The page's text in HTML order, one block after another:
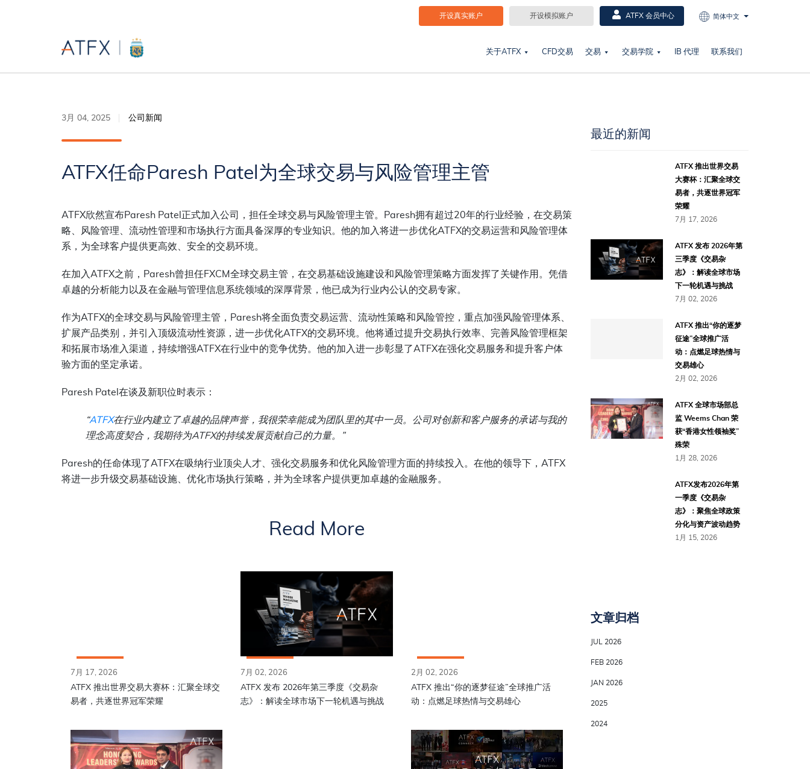
开设真实账户 开设模拟账户 ATFX 会员中心 简体中文
关于ATFX CFD交易 交易 交易学院 IB 代理 联系我们
3月 04, 2025 公司新闻
ATFX任命Paresh Patel为全球交易与风险管理主管
ATFX欣然宣布Paresh Patel 正式加入公司，担任全球交易与风险管理主管。 Paresh拥有超过20年的行业经验，在交易策
略、风险管理、流动性管理和市场执行方面具备深厚的专业知识。他的加入将进一步优化ATFX的交易运营和风险管理体
系，为全球客户提供更高效、安全的交易环境。
在加入 ATFX之前， Paresh曾担任FXCM全球交易主管，在交易基础设施建设和风险管理策略方面发挥了关键作用。凭借
卓越的分析能力以及在金融与管理信息系统领域的深厚背景，他已成为行业内公认的交易专家。
作为ATFX的全球交易与风险管理主管， Paresh将全面负责交易运营、流动性策略和风险管控，重点加强风险管理体系、
扩展产品类别，并引入顶级流动性资源，进一步优化ATFX的交易环境。他将通过提升交易执行效率、完善风险管理框架
和拓展市场准入渠道，持续增强ATFX在行业中的竞争优势。他的加入进一步彰显了ATFX在强化交易服务和提升客户体
验方面的坚定承诺。
Paresh Patel 在谈及新职位时表示：
“ATFX在行业内建立了卓越的品牌声誉，我很荣幸能成为团队里的其中一员。公司对创新和客户服务的承诺与我的
理念高度契合，我期待为ATFX的持续发展贡献自己的力量。 ”
Paresh的任命体现了ATFX在吸纳行业顶尖人才、强化交易服务和优化风险管理方面的持续投入。在他的领导下，ATFX
将进一步升级交易基础设施、优化市场执行策略，并为全球客户提供更加卓越的金融服务。
Read More
7月 17, 2026
ATFX 推出世界交易大赛杯：汇聚全球交
易者，共逐世界冠军荣耀
7月 02, 2026
ATFX 发布 2026年第三季度《交易杂
志》：解读全球市场下一轮机遇与挑战
2月 02, 2026
ATFX 推出“你的逐梦征途”全球推广活
动：点燃足球热情与交易雄心
最近的新闻
ATFX 推出世界交易
大赛杯：汇聚全球交
易者，共逐世界冠军
荣耀
7月 17, 2026
ATFX 发布 2026年第
三季度《交易杂
志》：解读全球市场
下一轮机遇与挑战
7月 02, 2026
ATFX 推出“你的逐梦
征途”全球推广活
动：点燃足球热情与
交易雄心
2月 02, 2026
ATFX 全球市场部总
监 Weems Chan 荣
获“香港女性领袖奖”
殊荣
1月 28, 2026
ATFX发布2026年第
一季度《交易杂
志》：聚焦全球政策
分化与资产波动趋势
1月 15, 2026
文章归档
JUL 2026
FEB 2026
JAN 2026
2025
2024